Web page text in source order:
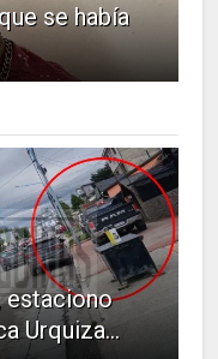
se había
estaciono
Urquiza...